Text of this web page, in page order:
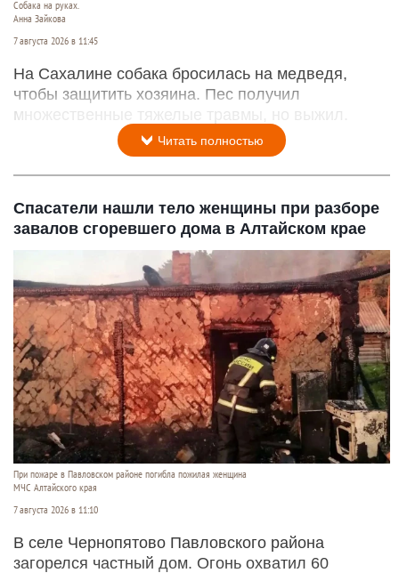
Собака на руках.
Анна Зайкова
7 августа 2026 в 11:45
На Сахалине собака бросилась на медведя,
чтобы защитить хозяина. Пес получил
множественные тяжелые травмы, но выжил.
Читать полностью
Спасатели нашли тело женщины при разборе
завалов сгоревшего дома в Алтайском крае
При пожаре в Павловском районе погибла пожилая женщина
МЧС Алтайского края
7 августа 2026 в 11:10
В селе Чернопятово Павловского района
загорелся частный дом. Огонь охватил 60